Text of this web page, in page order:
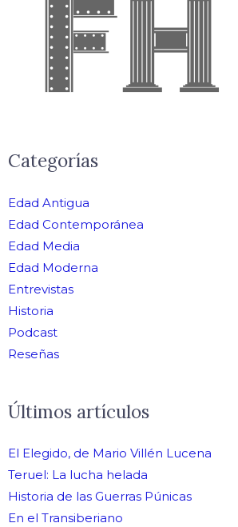
Categorías
Edad Antigua
Edad Contemporánea
Edad Media
Edad Moderna
Entrevistas
Historia
Podcast
Reseñas
Últimos artículos
El Elegido, de Mario Villén Lucena
Teruel: La lucha helada
Historia de las Guerras Púnicas
En el Transiberiano